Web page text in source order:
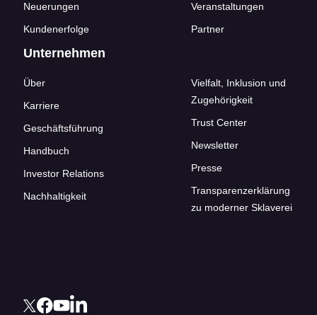
Neuerungen
Kundenerfolge
Veranstaltungen
Partner
Unternehmen
Über
Karriere
Geschäftsführung
Handbuch
Investor Relations
Nachhaltigkeit
Vielfalt, Inklusion und
Zugehörigkeit
Trust Center
Newsletter
Presse
Transparenzerklärung
zu moderner Sklaverei